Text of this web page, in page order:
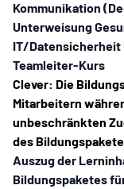
Kommunikation
Unterweisung
IT/Datensicherheit
Teamleiter-Kurs
Clever: Die
Mitarbeitern
unbeschränkten
des
Auszug der
Bildungspaketes